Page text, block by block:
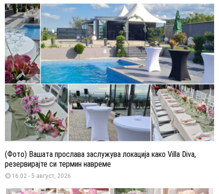
(Фото) Вашата прослава заслужува локација како Villa Diva,
резервирајте си термин навреме
16:02 - 5 август, 2026